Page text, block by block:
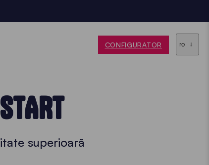
CONFIGURATOR ro
superioară